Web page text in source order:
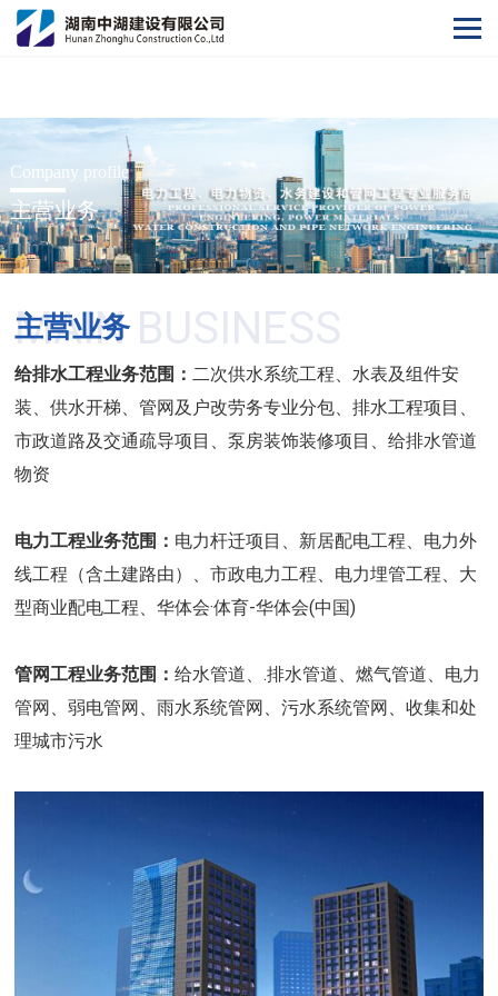
华体会·体育
Company profile
主营业务
MAIN BUSINESS
主营业务
给排水工程业务范围：二次供水系统工程、水表及组件安
装、供水开梯、管网及户改劳务专业分包、排水工程项目、
市政道路及交通疏导项目、泵房装饰装修项目、给排水管道
物资
电力工程业务范围： 电力杆迁项目、新居配电工程、电力外
线工程（含土建路由）、市政电力工程、电力埋管工程、大
型商业配电工程、华体会·体育-华体会(中国)
管网工程业务范围：给水管道、.排水管道、燃气管道、电力
管网、弱电管网、雨水系统管网、污水系统管网、收集和处
理城市污水